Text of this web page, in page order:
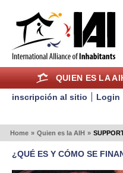
QUIEN ES LA
inscripción al sitio
Login
Home » Quien es la AIH »
¿QUÉ ES Y CÓMO SE